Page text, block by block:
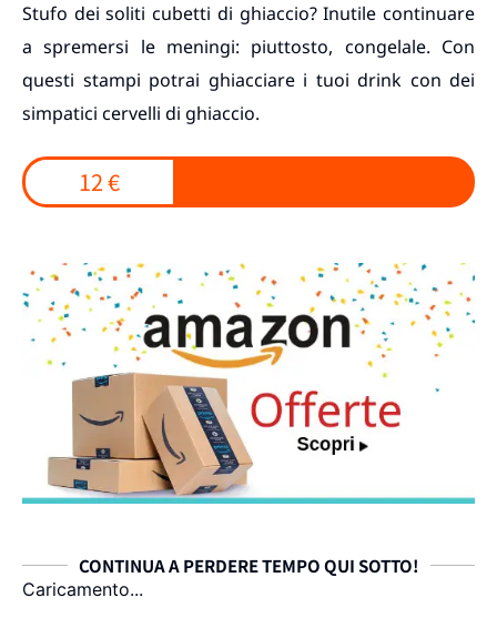
Stufo dei soliti cubetti di ghiaccio? Inutile continuare
a spremersi le meningi: piuttosto, congelale. Con
questi stampi potrai ghiacciare i tuoi drink con dei
simpatici cervelli di ghiaccio.
12 €
CONTINUA A PERDERE TEMPO QUI SOTTO!
Caricamento...